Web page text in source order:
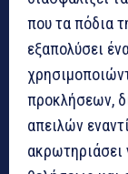
που τα πόδια
εξαπολύσει
προκλήσεων,
απειλών
ακρωτηριάσει